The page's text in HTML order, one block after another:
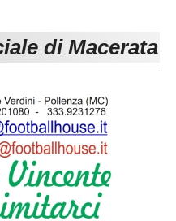
Carica la tua Rosa
di Macerata